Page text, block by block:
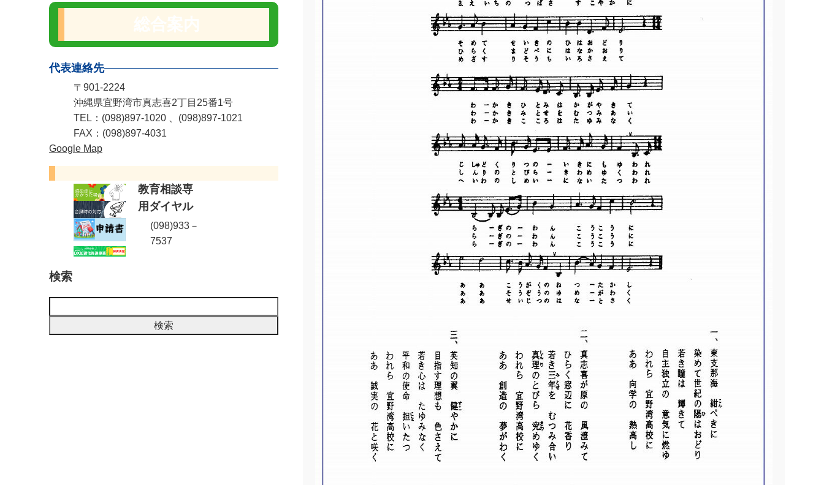
代表連絡先
〒901-2224
沖縄県宜野湾市真志喜2丁目25番1号
TEL：(098)897-1020 、(098)897-1021
FAX：(098)897-4031
Google Map
教育相談専
用ダイヤル
(098)933－
7537
検索